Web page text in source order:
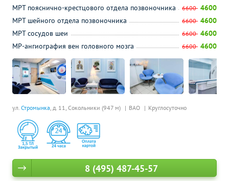
ул. Стромынка, д. 11, Сокольники (947 м) ВАО Круглосуточно
МРТ пояснично-крестцового отдела позвоночника
6600 4600
МРТ шейного отдела позвоночника
6600 4600
МРТ сосудов шеи
6600 4600
МР-ангиография вен головного мозга
6600 4600
8 (495) 487-45-57